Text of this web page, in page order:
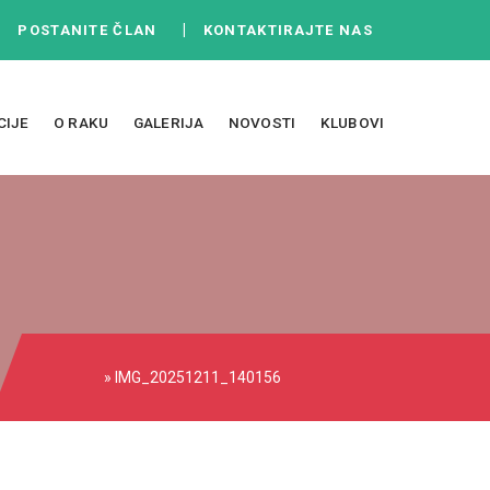
POSTANITE ČLAN KONTAKTIRAJTE NAS
O RAKU GALERIJA NOVOSTI KLUBOVI
» IMG_20251211_140156